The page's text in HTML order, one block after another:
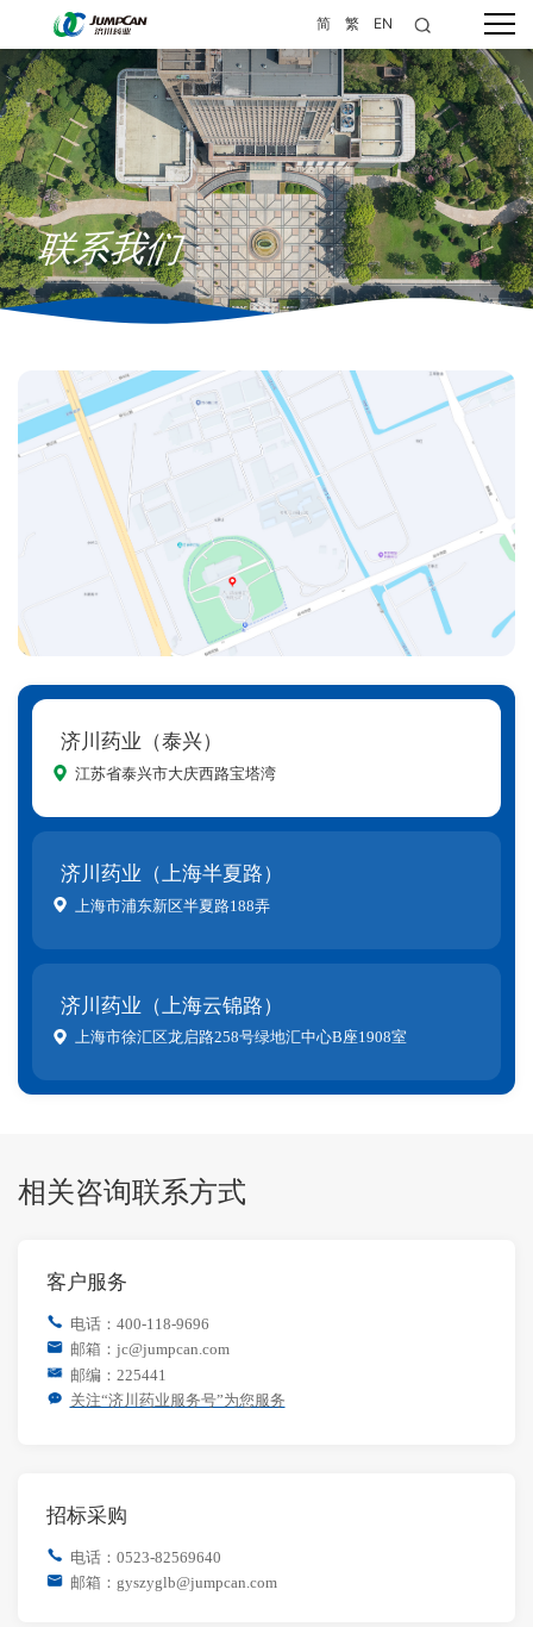
简 繁 EN
联系我们
济川药业（泰兴）
江苏省泰兴市大庆西路宝塔湾
济川药业（上海半夏路）
上海市浦东新区半夏路188弄
济川药业（上海云锦路）
上海市徐汇区龙启路258号绿地汇中心B座1908室
相关咨询联系方式
客户服务
电话：400-118-9696
邮箱：jc@jumpcan.com
邮编：225441
关注“济川药业服务号”为您服务
招标采购
电话：0523-82569640
邮箱：gyszyglb@jumpcan.com